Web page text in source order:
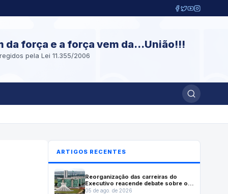
da força e a força vem da...União!!!
pela Lei 11.355/2006
ARTIGOS RECENTES
Reorganização das carreiras do
Executivo reacende debate sobre o
futuro institucional do Inmetro
05 de ago. de 2026